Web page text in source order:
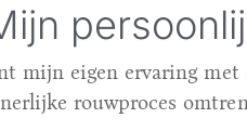
eigen ervaring met
rouwproces